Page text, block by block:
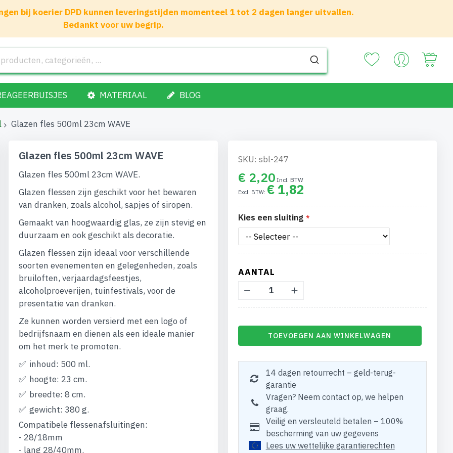
bij koerier DPD kunnen leveringstijden momenteel 1 tot 2 dagen langer uitvallen.
Bedankt voor uw begrip.
MATERIAAL BLOG
Glazen fles 500ml 23cm WAVE
Glazen fles 500ml 23cm WAVE
Glazen fles 500ml 23cm WAVE.
Glazen flessen zijn geschikt voor het bewaren
van dranken, zoals alcohol, sapjes of siropen.
Gemaakt van hoogwaardig glas, ze zijn stevig en
duurzaam en ook geschikt als decoratie.
Glazen flessen zijn ideaal voor verschillende
soorten evenementen en gelegenheden, zoals
bruiloften, verjaardagsfeestjes,
alcoholproeverijen, tuinfestivals, voor de
presentatie van dranken.
Ze kunnen worden versierd met een logo of
bedrijfsnaam en dienen als een ideale manier
om het merk te promoten.
inhoud: 500 ml.
hoogte: 23 cm.
breedte: 8 cm.
gewicht: 380 g.
Compatibele flessenafsluitingen:
- 28/18mm
- lang 28/40mm.
SKU: sbl-247
€ 2,20
€ 1,82
Kies een sluiting
AANTAL
TOEVOEGEN AAN WINKELWAGEN
14 dagen retourrecht – geld-terug-
garantie
Vragen? Neem contact op, we helpen
graag.
Veilig en versleuteld betalen – 100%
bescherming van uw gegevens
Lees uw wettelijke garantierechten